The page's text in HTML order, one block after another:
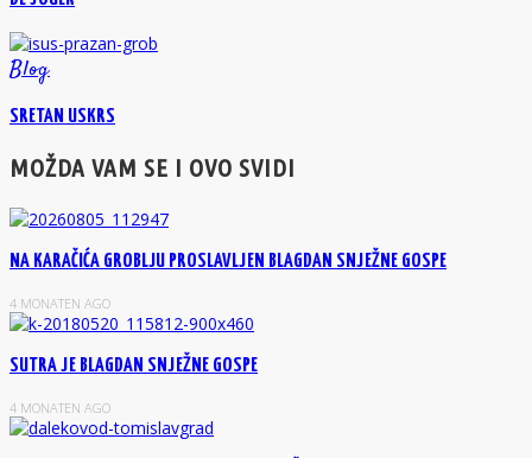
Blog
SRETAN USKRS
MOŽDA VAM SE I OVO SVIDI
NA KARAČIĆA GROBLJU PROSLAVLJEN BLAGDAN SNJEŽNE GOSPE
4 MONATEN AGO
SUTRA JE BLAGDAN SNJEŽNE GOSPE
4 MONATEN AGO